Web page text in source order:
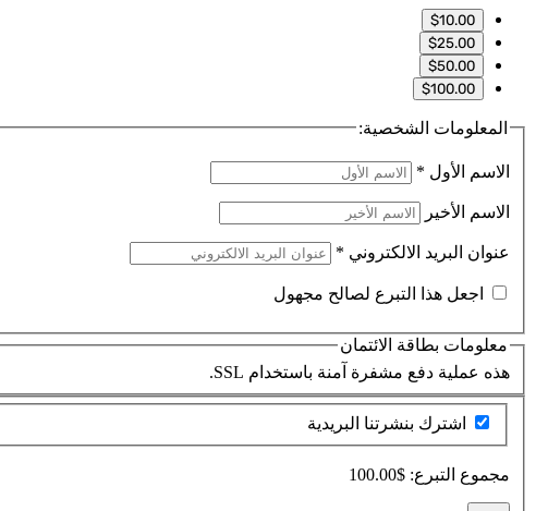
$10.00
$25.00
$50.00
$100.00
المعلومات الشخصية:
الاسم الأول *
الاسم الأخير
عنوان البريد الالكتروني *
اجعل هذا التبرع لصالح مجهول
معلومات بطاقة الائتمان
هذه عملية دفع مشفرة آمنة باستخدام SSL.
اشترك بنشرتنا البريدية
مجموع التبرع: $100.00